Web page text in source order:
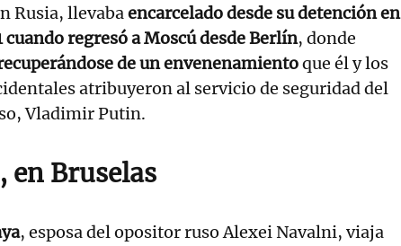
Rusia, llevabaencarcelado desde su detención en
cuando regresó a Moscú desde Berlín, donde
de un envenenamientoque él y los
atribuyeron al servicio de seguridad del
Vladimir Putin.
en Bruselas
, esposa del opositor ruso Alexei Navalni, viaja